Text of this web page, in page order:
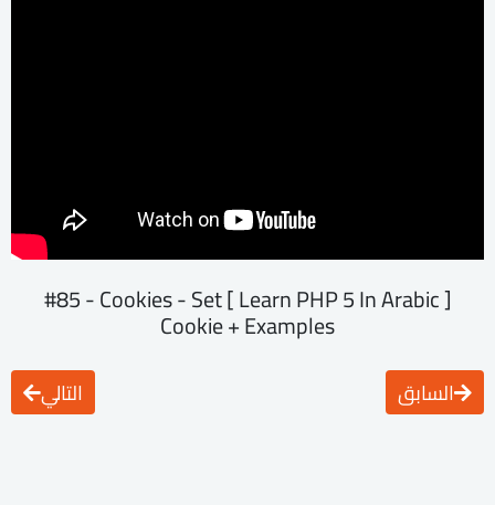
[ Learn PHP 5 In Arabic ] #85 - Cookies - Set
Cookie + Examples
السابق التالي